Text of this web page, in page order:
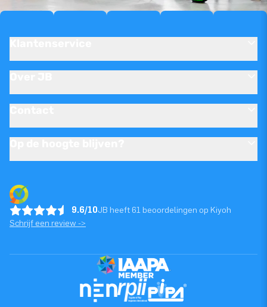
9.6/10JB heeft 61 beoordelingen op Kiyoh
Schrijf een review ->